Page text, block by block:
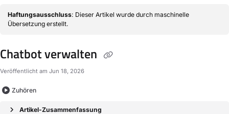
Haftungsausschluss: Dieser Artikel wurde durch maschinelle
Übersetzung erstellt.
Chatbot verwalten
Veröffentlicht am Jun 18, 2026
Zuhören
Artikel-Zusammenfassung